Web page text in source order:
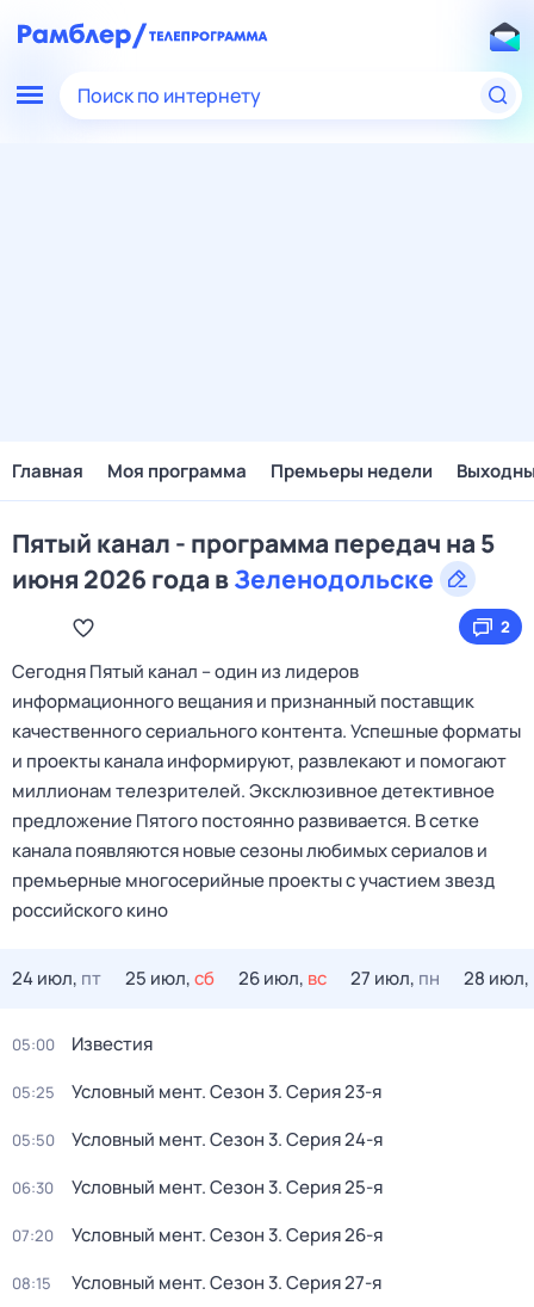
Поиск по интернету
Главная Моя программа Премьеры недели
Пятый канал - программа передач на 5
июня 2026 года вЗеленодольске
2
Сегодня Пятый канал – один из лидеров
информационного вещания и признанный поставщик
качественного сериального контента. Успешные форматы
и проекты канала информируют, развлекают и помогают
миллионам телезрителей. Эксклюзивное детективное
предложение Пятого постоянно развивается. В сетке
канала появляются новые сезоны любимых сериалов и
премьерные многосерийные проекты с участием звезд
российского кино
24 июл, пт 25 июл,сб 26 июл, вс 27 июл, пн 28 июл,
05:00 Известия
05:25 Условный мент. Сезон 3. Серия 23-я
05:50 Условный мент. Сезон 3. Серия 24-я
06:30 Условный мент. Сезон 3. Серия 25-я
07:20 Условный мент. Сезон 3. Серия 26-я
08:15 Условный мент. Сезон 3. Серия 27-я